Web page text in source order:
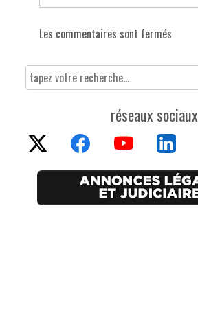
Les commentaires sont fermés
réseaux sociaux